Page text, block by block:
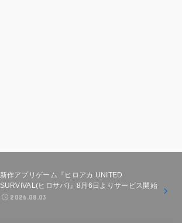
新作アプリゲーム『ヒロアカ UNITED
SURVIVAL(ヒロサバ)』8月6日よりサービス開始
2026.08.03